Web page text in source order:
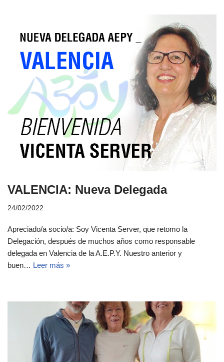
VALENCIA: Nueva Delegada
24/02/2022
Apreciado/a socio/a: Soy Vicenta Server, que retomo la
Delegación, después de muchos años como responsable
delegada en Valencia de la A.E.P.Y. Nuestro anterior y
buen… Leer más »